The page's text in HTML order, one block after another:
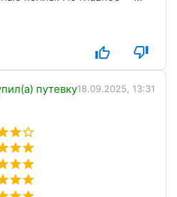
лечебных услуг.
высочайший
спасибо психологу
Ее консультации и сеансы
за что я ей очень
просто
с живой музыкой под
тельмановские
путевку18.09.2025, 13:31